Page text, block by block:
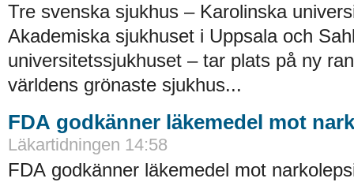
Tre svenska sjukhus – Karolinska
Akademiska sjukhuset i Uppsala och
universitetssjukhuset – tar plats på ny
världens grönaste sjukhus...
FDA godkänner läkemedel mot
Läkartidningen 14:58
FDA godkänner läkemedel mot